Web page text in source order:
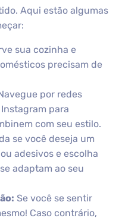
Aqui estão algumas
sua cozinha e
precisam de
por redes
para
com seu estilo.
se você deseja um
adesivos e escolha
adaptam ao seu
Se você se sentir
Caso contrário,